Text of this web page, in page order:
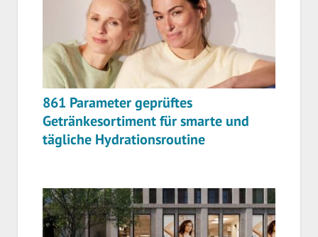
861 Parameter geprüftes
Getränkesortiment für smarte und
tägliche Hydrationsroutine